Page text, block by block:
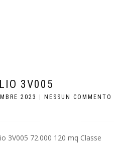
3V005
2023
NESSUN COMMENTO
3V005 72.000 120 mq Classe